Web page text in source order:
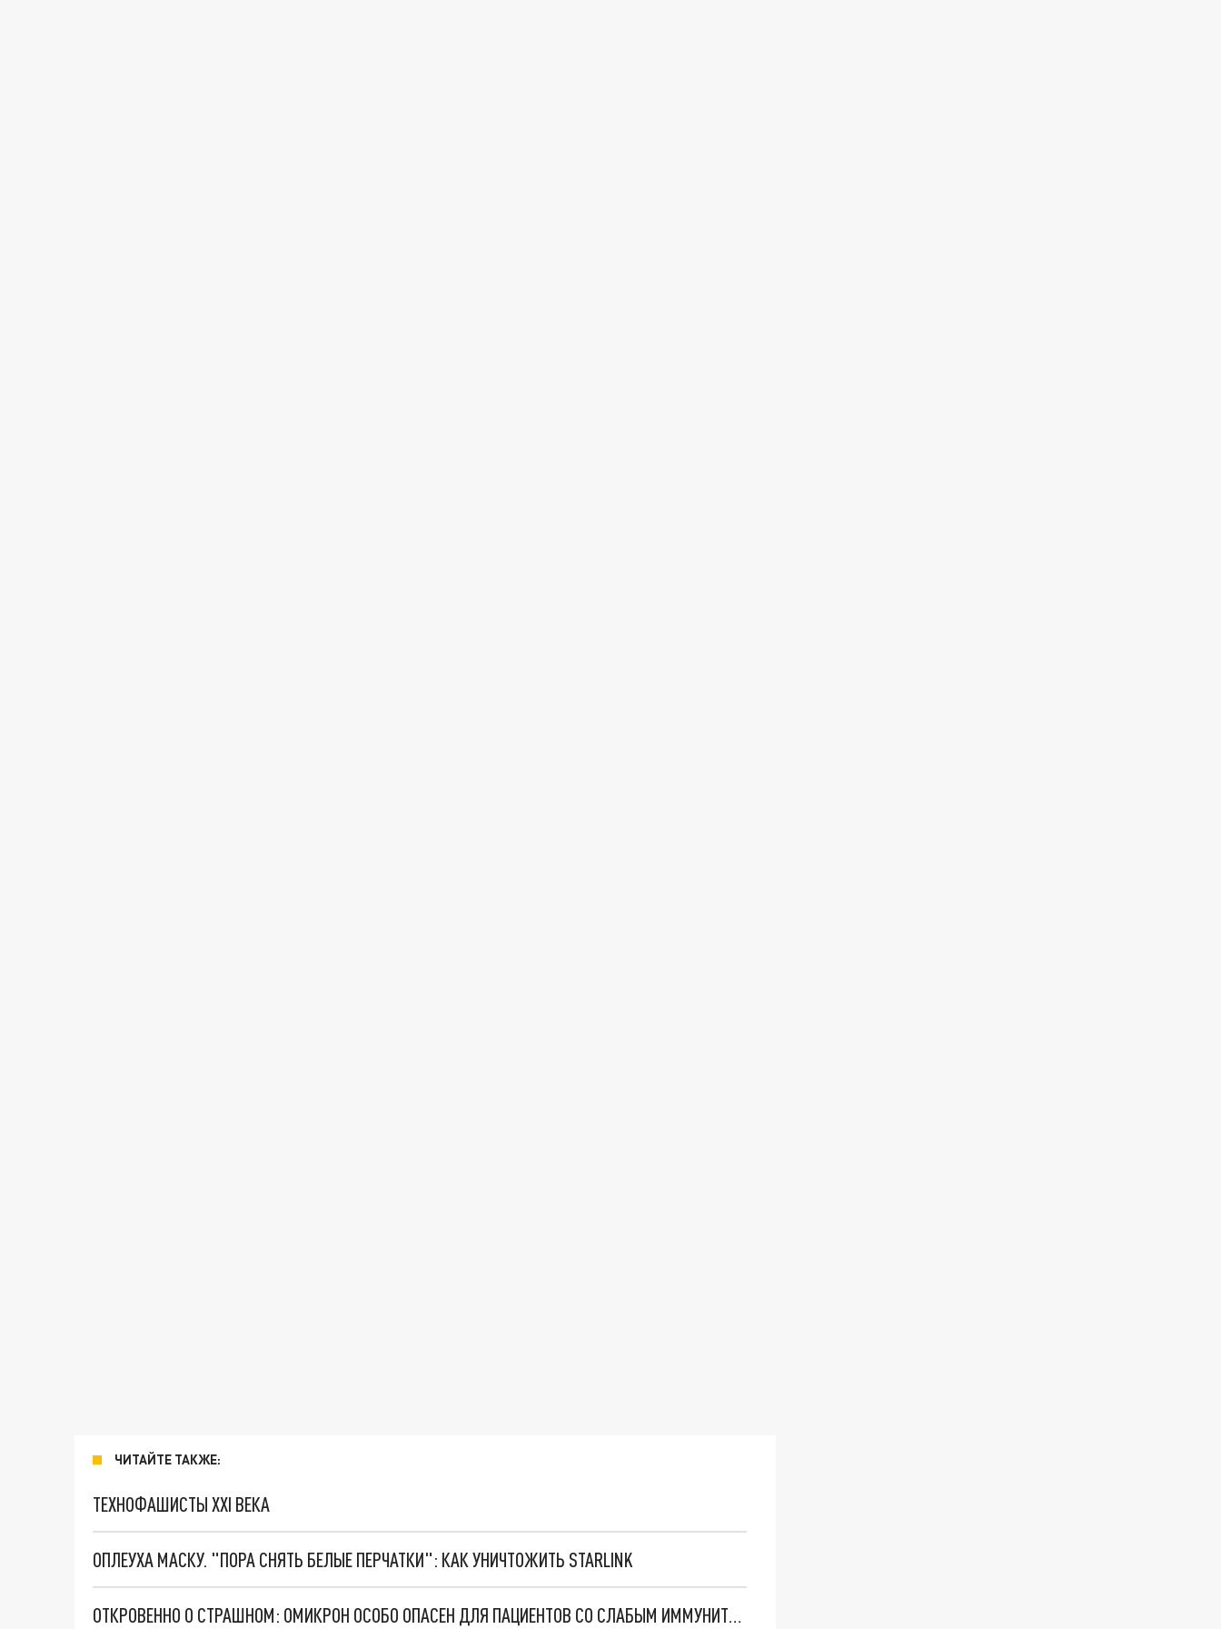
ЧИТАЙТЕ ТАКЖЕ:
ТЕХНОФАШИСТЫ XXI ВЕКА
ОПЛЕУХА МАСКУ. "ПОРА СНЯТЬ БЕЛЫЕ ПЕРЧАТКИ": КАК УНИЧТОЖИТЬ STARLINK
ОТКРОВЕННО О СТРАШНОМ: ОМИКРОН ОСОБО ОПАСЕН ДЛЯ ПАЦИЕНТОВ СО СЛАБЫМ ИММУНИТЕТОМ - GLOBAL TIMES